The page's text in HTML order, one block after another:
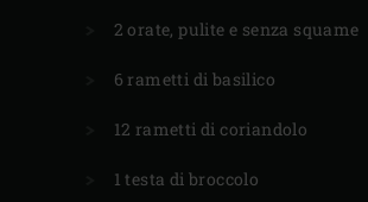
2 orate, pulite e senza squame
6 rametti di basilico
12 rametti di coriandolo
1 testa di broccolo